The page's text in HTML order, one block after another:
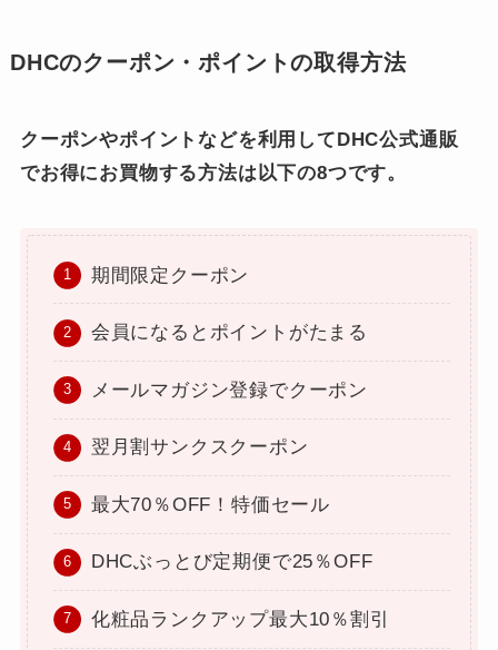
DHCのクーポン・ポイントの取得方法
クーポンやポイントなどを利用してDHC公式通販
でお得にお買物する方法は以下の8つです。
期間限定クーポン
会員になるとポイントがたまる
メールマガジン登録でクーポン
翌月割サンクスクーポン
最大70％OFF！特価セール
DHCぶっとび定期便で25％OFF
化粧品ランクアップ最大10％割引